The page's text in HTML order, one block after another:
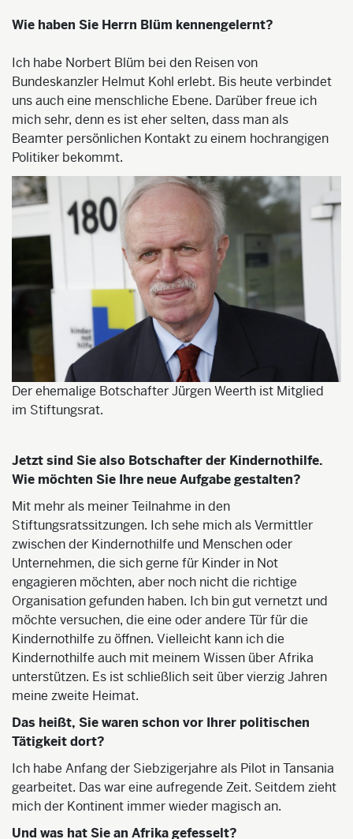
Wie haben Sie Herrn Blüm kennengelernt?
Ich habe Norbert Blüm bei den Reisen von
Bundeskanzler Helmut Kohl erlebt. Bis heute verbindet
uns auch eine menschliche Ebene. Darüber freue ich
mich sehr, denn es ist eher selten, dass man als
Beamter persönlichen Kontakt zu einem hochrangigen
Politiker bekommt.
Der ehemalige Botschafter Jürgen Weerth ist Mitglied
im Stiftungsrat.
Jetzt sind Sie also Botschafter der Kindernothilfe.
Wie möchten Sie Ihre neue Aufgabe gestalten?
Mit mehr als meiner Teilnahme in den
Stiftungsratssitzungen. Ich sehe mich als Vermittler
zwischen der Kindernothilfe und Menschen oder
Unternehmen, die sich gerne für Kinder in Not
engagieren möchten, aber noch nicht die richtige
Organisation gefunden haben. Ich bin gut vernetzt und
möchte versuchen, die eine oder andere Tür für die
Kindernothilfe zu öffnen. Vielleicht kann ich die
Kindernothilfe auch mit meinem Wissen über Afrika
unterstützen. Es ist schließlich seit über vierzig Jahren
meine zweite Heimat.
Das heißt, Sie waren schon vor Ihrer politischen
Tätigkeit dort?
Ich habe Anfang der Siebzigerjahre als Pilot in Tansania
gearbeitet. Das war eine aufregende Zeit. Seitdem zieht
mich der Kontinent immer wieder magisch an.
Und was hat Sie an Afrika gefesselt?